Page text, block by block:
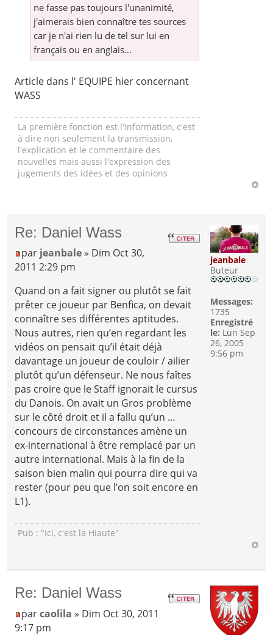
ne fasse pas toujours l'unanimité,
j'aimerais bien connaître tes sources
car je n'ai rien lu de tel sur lui en
français ou en anglais...
Article dans l' EQUIPE hier concernant
WASS
La première fonction est l'information, c'est
à dire non seulement la transmission,
l'explication et le commentaire des
nouvelles mais aussi l'expression des
jugements des idées et des opinions
Re: Daniel Wass
par jeanbale » Dim Oct 30,
2011 2:29 pm
Quand on a fait signer ou plutôt se fait
prêter ce joueur par Benfica, on devait
connaître ses différentes aptitudes.
Nous autres, rien qu’en regardant les
vidéos on pensait qu’il était déjà
davantage un joueur de couloir / ailier
plutôt qu’un défenseur. Ne nous faîtes
pas croire que le Staff ignorait le cursus
du Danois. On avait un Gros problème
sur le côté droit et il a fallu qu’un …
concours de circonstances amène un
ex-international à être remplacé par un
autre international. Mais à la fin de la
saison bien malin qui pourra dire qui va
rester (pour peu que l’on soit encore en
L1).
Pub : "Ici, c'est la Hiaute"
jeanbale
Buteur
Messages:
1735
Enregistré
le: Lun Sep
26, 2005
9:56 pm
Re: Daniel Wass
parcaolila » Dim Oct 30, 2011
9:17 pm